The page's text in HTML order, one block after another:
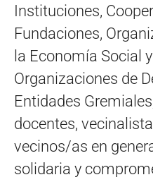
Instituciones,
Fundaciones,
la Economía Social
Organizaciones de
Entidades
docentes,
vecinos/as en
solidaria y